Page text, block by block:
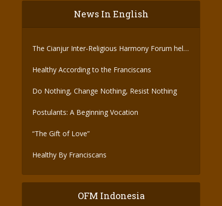
News In English
The Cianjur Inter-Religious Harmony Forum held
Healthy According to the Franciscans
Do Nothing, Change Nothing, Resist Nothing
Postulants: A Beginning Vocation
“The Gift of Love”
Healthy By Franciscans
OFM Indonesia